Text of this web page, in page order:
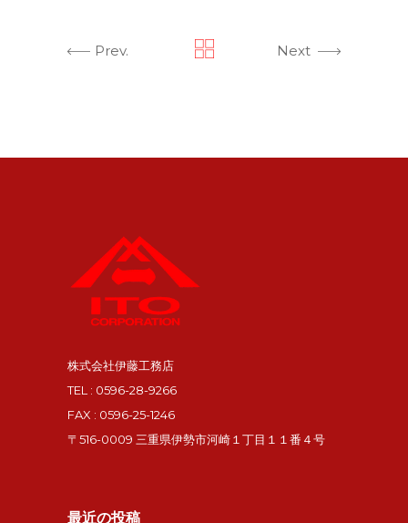
Prev. Next
株式会社伊藤工務店
TEL : 0596-28-9266
FAX : 0596-25-1246
〒516-0009 三重県伊勢市河崎１丁目１１番４号
最近の投稿